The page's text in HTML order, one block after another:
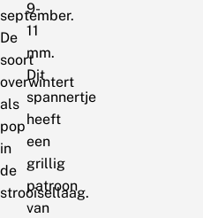
september.
De
soort
overwintert
als
pop
in
de
strooisellaag.
9-
11
mm.
Dit
spannertje
heeft
een
grillig
patroon
van